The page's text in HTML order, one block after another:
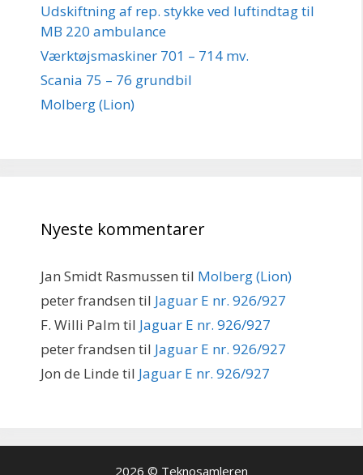
Udskiftning af rep. stykke ved luftindtag til
MB 220 ambulance
Værktøjsmaskiner 701 – 714 mv.
Scania 75 – 76 grundbil
Molberg (Lion)
Nyeste kommentarer
Jan Smidt Rasmussen til Molberg (Lion)
peter frandsen til Jaguar E nr. 926/927
F. Willi Palm til Jaguar E nr. 926/927
peter frandsen til Jaguar E nr. 926/927
Jon de Linde til Jaguar E nr. 926/927
2026 © Teknosamleren